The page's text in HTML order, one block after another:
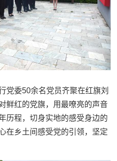
党委50余名党员齐聚在红旗刘
鲜红的党旗，用最嘹亮的声音
历程，切身实地的感受身边的
在乡土间感受党的引领，坚定